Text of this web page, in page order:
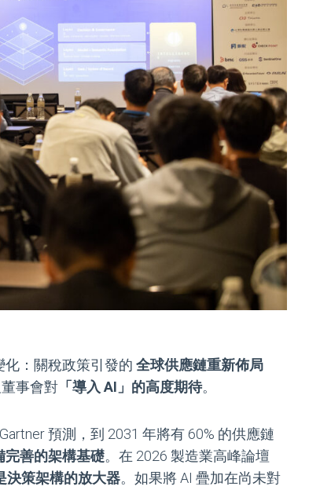
：關稅政策引發的 全球供應鏈重新佈局
董事會對 「導入 AI」的高度期待。
預測，到 2031 年將有 60% 的供應鏈
完善的架構基礎。在 2026 製造業高峰論壇
決策架構的放大器。如果將 AI 疊加在尚未對